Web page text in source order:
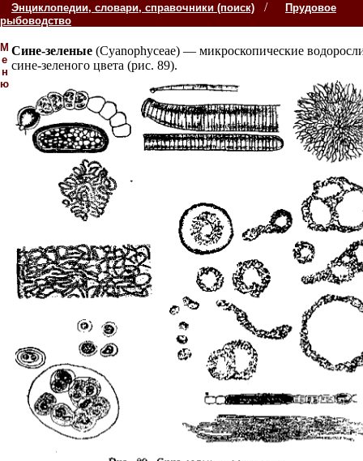
Энциклопедии, словари, справочники (поиск) /
Прудовое
рыбоводство
М
е
н
ю
Сине-зеленые (Cyanophyceae) — микроскопические
сине-зеленого цвета (рис. 89).